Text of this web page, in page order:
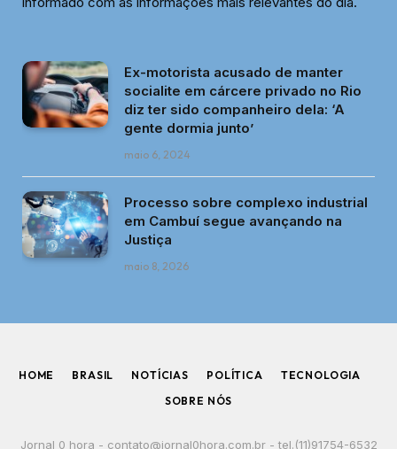
Ex-motorista acusado de manter
socialite em cárcere privado no Rio
diz ter sido companheiro dela: ‘A
gente dormia junto’
maio 6, 2024
Processo sobre complexo industrial
em Cambuí segue avançando na
Justiça
maio 8, 2026
HOME BRASIL NOTÍCIAS POLÍTICA
TECNOLOGIA
SOBRE NÓS
Jornal 0 hora - contato@jornal0hora.com.br- tel.(11)91754-6532